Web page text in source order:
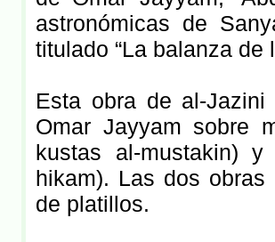
astronómicas de
titulado “La balanza de
Esta obra de al-
Omar Jayyam sobre
kustas al-mustakin)
hikam). Las dos
de platillos.